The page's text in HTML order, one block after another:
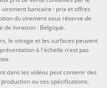
bancaire : prix et offres
du virement sous réserve de
de livraison : Belgique.
le vitrage et les surfaces peuvent
à l'échelle n'est pas
dans les vidéos peut contenir des
ou ses spécifications.